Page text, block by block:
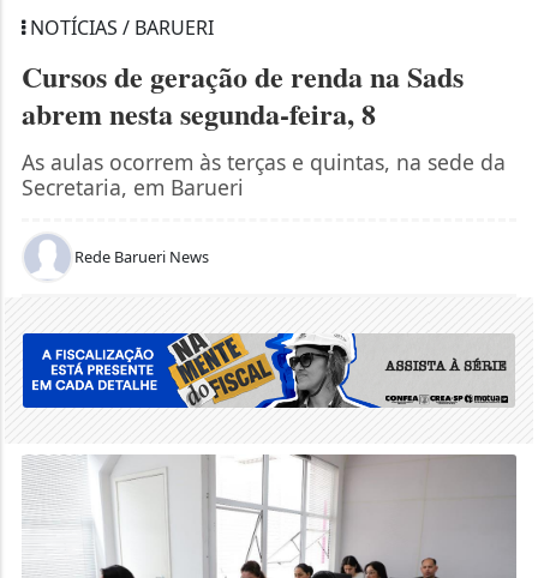
NOTÍCIAS / BARUERI
Cursos de geração de renda na Sads
abrem nesta segunda-feira, 8
As aulas ocorrem às terças e quintas, na sede da
Secretaria, em Barueri
Rede Barueri News